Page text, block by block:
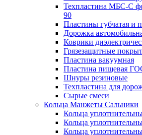
Техпластина МБС-С
90
Пластины губчатая и
Дорожка
Коврики
Грязезащитные
Пластина вакуумная
Пластина пищевая
Шнуры резиновые
Техпластина для
Сырые смеси
Кольца Манжеты Сальники
Кольца
Кольца
Кольца